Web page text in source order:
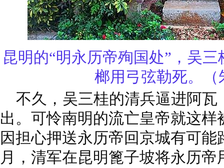
昆明的“明永历帝殉国处”，吴
榔用弓弦勒死。（
不久，吴三桂的清兵逼进阿瓦
出。可怜南明的流亡皇帝就这
因担心押送永历帝回京城有可能
月，清军在昆明篦子坡将永历帝